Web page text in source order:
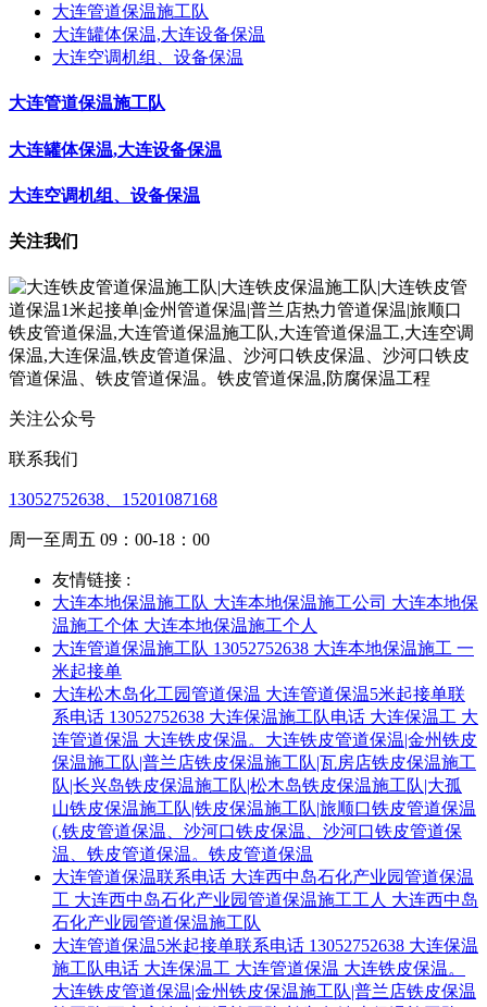
大连管道保温施工队
大连罐体保温,大连设备保温
大连空调机组、设备保温
大连管道保温施工队
大连罐体保温,大连设备保温
大连空调机组、设备保温
关注我们
关注公众号
联系我们
13052752638、15201087168
周一至周五 09：00-18：00
友情链接 :
大连本地保温施工队 大连本地保温施工公司 大连本地保
温施工个体 大连本地保温施工个人
大连管道保温施工队 13052752638 大连本地保温施工 一
米起接单
大连松木岛化工园管道保温 大连管道保温5米起接单联
系电话 13052752638 大连保温施工队电话 大连保温工 大
连管道保温 大连铁皮保温。大连铁皮管道保温|金州铁皮
保温施工队|普兰店铁皮保温施工队|瓦房店铁皮保温施工
队|长兴岛铁皮保温施工队|松木岛铁皮保温施工队|大孤
山铁皮保温施工队|铁皮保温施工队|旅顺口铁皮管道保温
(,铁皮管道保温、沙河口铁皮保温、沙河口铁皮管道保
温、铁皮管道保温。铁皮管道保温
大连管道保温联系电话 大连西中岛石化产业园管道保温
工 大连西中岛石化产业园管道保温施工工人 大连西中岛
石化产业园管道保温施工队
大连管道保温5米起接单联系电话 13052752638 大连保温
施工队电话 大连保温工 大连管道保温 大连铁皮保温。
大连铁皮管道保温|金州铁皮保温施工队|普兰店铁皮保温